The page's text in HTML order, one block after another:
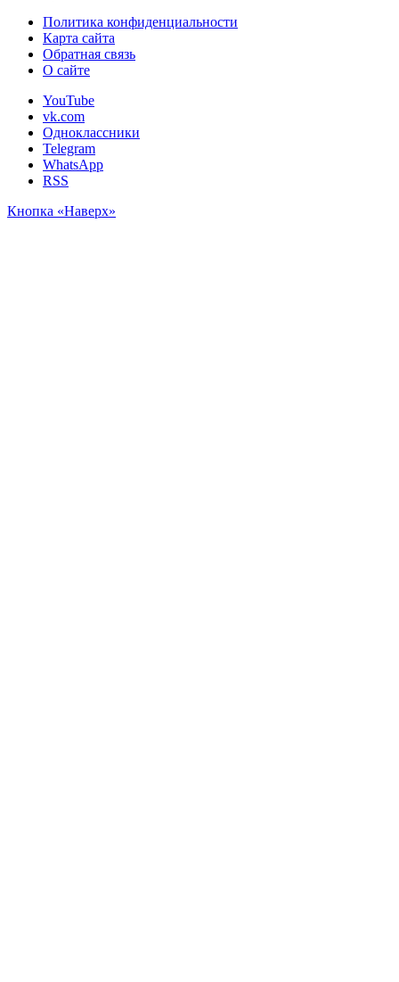
Политика конфиденциальности
Карта сайта
Обратная связь
О сайте
YouTube
vk.com
Одноклассники
Telegram
WhatsApp
RSS
Кнопка «Наверх»